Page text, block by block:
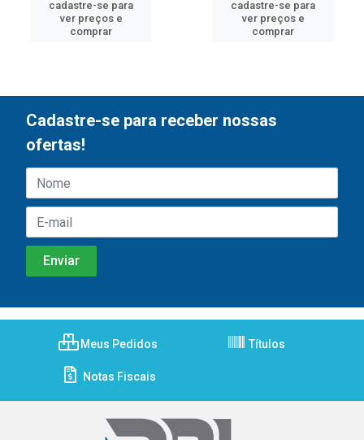
cadastre-se para
ver preços e
comprar
cadastre-se para
ver preços e
comprar
Cadastre-se para receber nossas
ofertas!
Meus Pedidos Títulos
Notas Fiscais